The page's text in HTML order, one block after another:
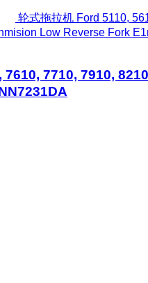
轮式拖拉机 Ford 5110,
Low Reverse Fork
7710, 7910,